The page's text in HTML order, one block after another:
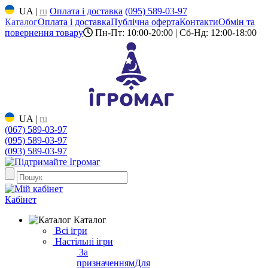
UA | ru Оплата і доставка (095) 589-03-97
КаталогОплата і доставкаПублічна офертаКонтактиОбмін та
повернення товару
Пн-Пт: 10:00-20:00 | Сб-Нд: 12:00-18:00
UA | ru
(067) 589-03-97
(095) 589-03-97
(093) 589-03-97
Кабінет
Каталог
Всі ігри
Настільні ігри
За
призначеннямДля